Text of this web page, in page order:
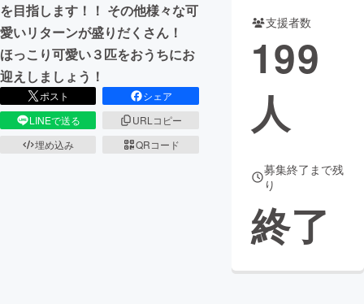
を目指します！！ その他様々な可
愛いリターンが盛りだくさん！
ほっこり可愛い３匹をおうちにお
迎えしましょう！
ポスト
シェア
LINEで送る
URLコピー
埋め込み
QRコード
支援者数
199
人
募集終了まで残
り
終了